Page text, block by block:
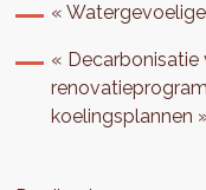
«
«
koelingsplannen